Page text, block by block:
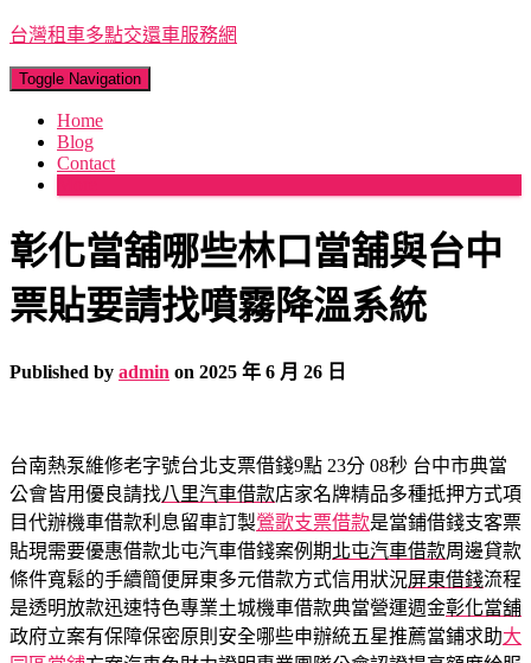
台灣租車多點交還車服務網
Toggle Navigation
Home
Blog
Contact
彰化當舖哪些林口當舖與台中
票貼要請找噴霧降溫系統
Published by admin on 2025 年 6 月 26 日
台南熱泵維修老字號台北支票借錢9點 23分 08秒 台中市典當
公會皆用優良請找八里汽車借款店家名牌精品多種抵押方式項
目代辦機車借款利息留車訂製鶯歌支票借款是當鋪借錢支客票
貼現需要優惠借款北屯汽車借錢案例期北屯汽車借款周邊貸款
條件寬鬆的手續簡便屏東多元借款方式信用狀況屏東借錢流程
是透明放款迅速特色專業土城機車借款典當營運週金彰化當舖
政府立案有保障保密原則安全哪些申辦統五星推薦當鋪求助大